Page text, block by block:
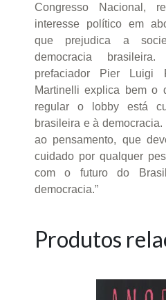
Congresso Nacional,
interesse político em
que prejudica a
democracia
prefaciador Pier Luigi
Martinelli explica bem o
regular o lobby está
brasileira e à
ao pensamento, que
cuidado por qualquer
com o futuro do
democracia.”
Produtos